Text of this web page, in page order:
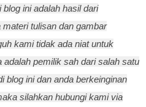
ini adalah hasil dari
tulisan dan gambar
kami tidak ada niat untuk
pemilik sah dari salah satu
blog ini dan anda berkeinginan
silahkan hubungi kami via